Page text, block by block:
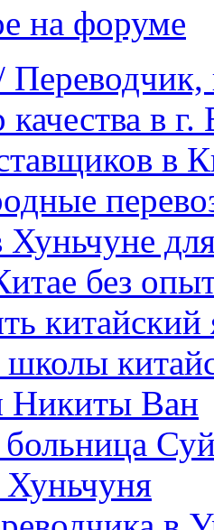
на форуме
Переводчик,
качества в
в
Хуньчуне
без
школы
Никиты Ван